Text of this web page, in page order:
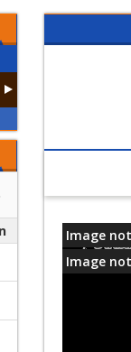
معلومات
Image
Image